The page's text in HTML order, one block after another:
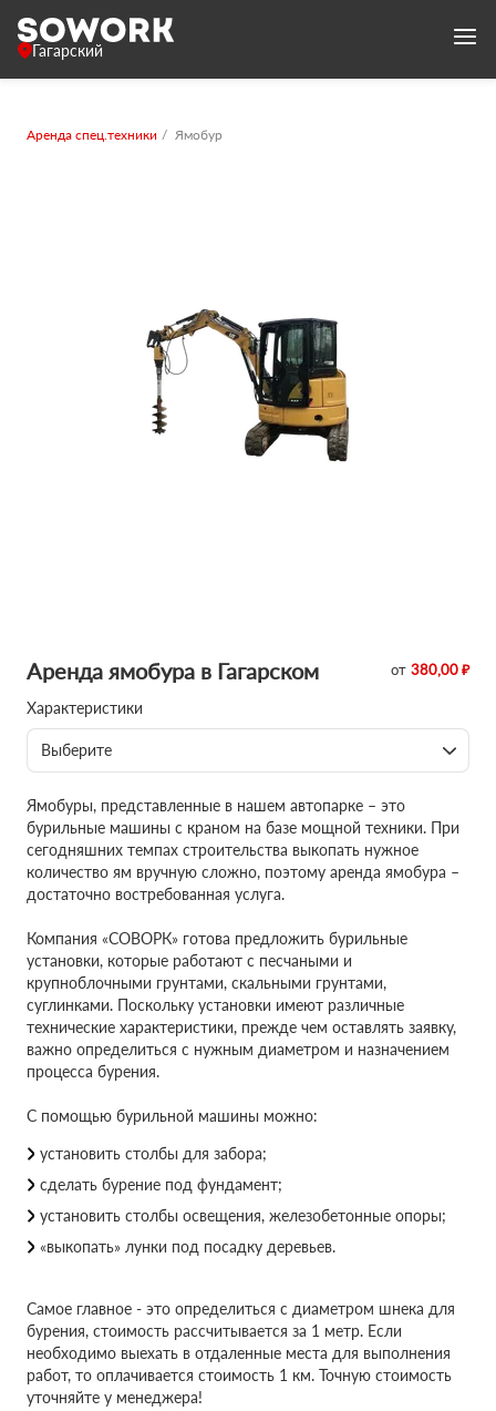
Гагарский
Аренда спец.техники Ямобур
Аренда ямобура в Гагарском от 380,00 ₽
Характеристики
Выберите
Ямобуры, представленные в нашем автопарке – это
бурильные машины с краном на базе мощной техники. При
сегодняшних темпах строительства выкопать нужное
количество ям вручную сложно, поэтому аренда ямобура –
достаточно востребованная услуга.
Компания «СОВОРК» готова предложить бурильные
установки, которые работают с песчаными и
крупноблочными грунтами, скальными грунтами,
суглинками. Поскольку установки имеют различные
технические характеристики, прежде чем оставлять заявку,
важно определиться с нужным диаметром и назначением
процесса бурения.
С помощью бурильной машины можно:
установить столбы для забора;
сделать бурение под фундамент;
установить столбы освещения, железобетонные опоры;
«выкопать» лунки под посадку деревьев.
Самое главное - это определиться с диаметром шнека для
бурения, стоимость рассчитывается за 1 метр. Если
необходимо выехать в отдаленные места для выполнения
работ, то оплачивается стоимость 1 км. Точную стоимость
уточняйте у менеджера!